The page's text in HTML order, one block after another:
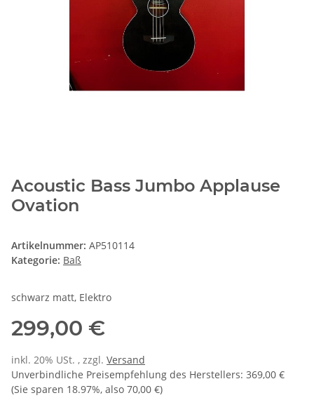
Acoustic Bass Jumbo Applause
Ovation
Artikelnummer: AP510114
Kategorie: Baß
schwarz matt, Elektro
299,00 €
inkl. 20% USt. , zzgl. Versand
Unverbindliche Preisempfehlung des Herstellers: 369,00 €
(Sie sparen 18.97%, also 70,00 €)